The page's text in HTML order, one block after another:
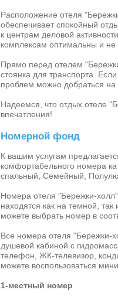
Расположение отеля
обеспечивает спокойный
к центрам деловой
комплексам оптимальны и
Прямо перед отелем
стоянка для транспорта.
проблем можно добраться на
Надеемся, что отдых отеле
впечатления!
Номерной фонд
К вашим услугам
комфортабельного номера
спальный, Семейный,
Номера отеля "Бережки-холл"
находятся как на темной,
можете выбрать номер в
Все номера отеля "Бережки-
душевой кабиной с
телефон, ЖК-телевизор,
можете воспользоваться
1-местный номер